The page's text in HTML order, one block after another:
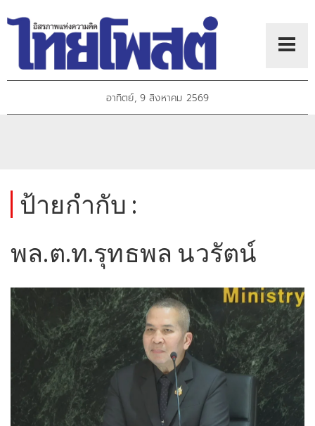
อาทิตย์, 9 สิงหาคม 2569
ป้ายกำกับ :
พล.ต.ท.รุทธพล นวรัตน์